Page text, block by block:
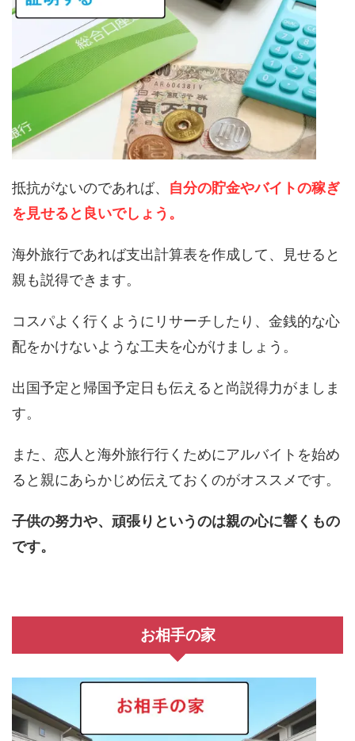
抵抗がないのであれば、 自分の貯金やバイトの稼ぎ
を見せると良いでしょう。
海外旅行であれば支出計算表を作成して、見せると
親も説得できます。
コスパよく行くようにリサーチしたり、金銭的な心
配をかけないような工夫を心がけましょう。
出国予定と帰国予定日も伝えると尚説得力がましま
す。
また、恋人と海外旅行行くためにアルバイトを始め
ると親にあらかじめ伝えておくのがオススメです。
子供の努力や、頑張りというのは親の心に響くもの
です。
お相手の家